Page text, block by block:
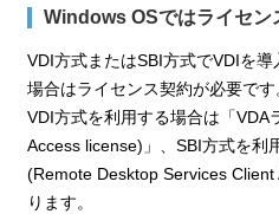
Windows OSではライセン
VDI方式またはSBI方式でVDIを
場合はライセンス契約が必要です
VDI方式を利用する場合は「
Access license)」、SBI方式を利
(Remote Desktop Services
ります。